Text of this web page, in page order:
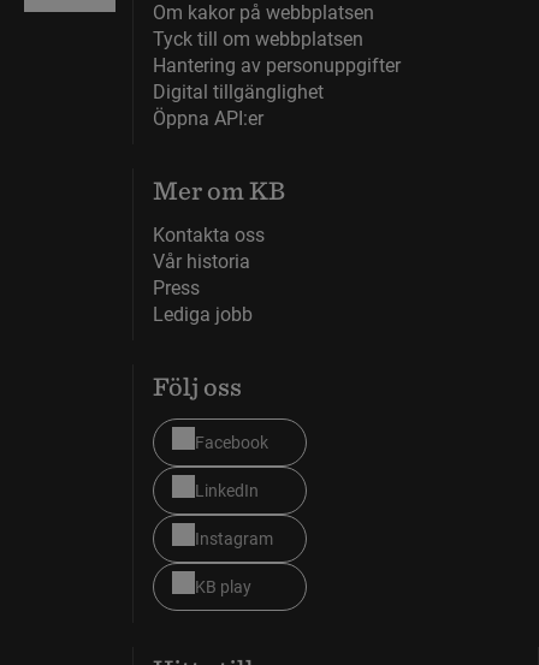
Om kakor på webbplatsen
Tyck till om webbplatsen
Hantering av personuppgifter
Digital tillgänglighet
Öppna API:er
Mer om KB
Kontakta oss
Vår historia
Press
Lediga jobb
Följ oss
Facebook
LinkedIn
Instagram
KB play